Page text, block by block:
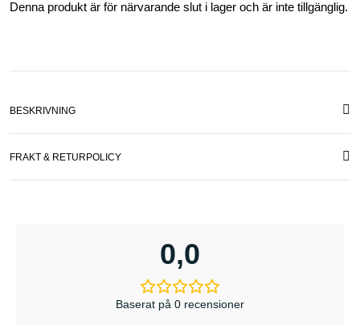
Denna produkt är för närvarande slut i lager och är inte tillgänglig.
BESKRIVNING
FRAKT & RETURPOLICY
0,0
Baserat på 0 recensioner